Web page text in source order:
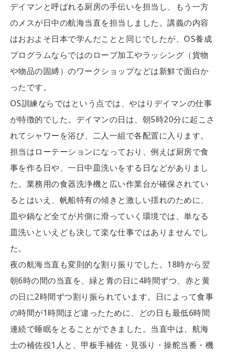
デイマンと呼ばれる厨房の手伝いを担当し、もう一方
のメスが日中の航海当直を担当しました。講義の内容
はおおよそ日本で学んだことと同じでしたが、OS養成
プログラムならではのロープ加工やラッシング（貨物
や物品の固縛）のワークショップなどは新鮮で面白か
ったです。
OS訓練ならではという点では、やはりデイマンの仕事
が特徴的でした。デイマンの日は、朝5時20分に起こさ
れてシャワーを浴び、二人一組で各配置に入ります。
担当はローテーションになっており、例えば厨房で食
事を作る日や、一日中皿洗いをする日などがありまし
た。業務用の食器洗浄機と広い作業台が確保されてい
るとはいえ、帆船特有の傾きと激しい揺れのために、
皿や鍋など全てが片側に滑っていく環境では、単なる
皿洗いといえども決して楽な仕事ではありませんでし
た。
夜の航海当直も変則的な割り振りでした。18時から翌
朝6時の間の当直を、緑と青の日に4時間ずつ、赤と黄
の日に2時間ずつ割り振られています。日によって食事
の時間が1時間ほど違ったために、どの日も最低6時間
連続で睡眠をとることができました。当直中は、航海
士の補佐役1人と、甲板手補佐・見張り・操舵当番・機